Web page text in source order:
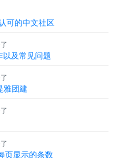
可的中文社区
及常见问题
雅团建
页显示的条数